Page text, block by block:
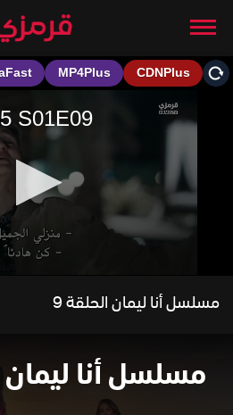
مسلسل أنا ليمان الحلقة 9
مسلسل أنا ليمان